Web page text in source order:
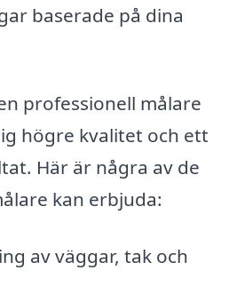
baserade på dina
professionell målare
högre kvalitet och ett
Här är några av de
kan erbjuda:
av väggar, tak och